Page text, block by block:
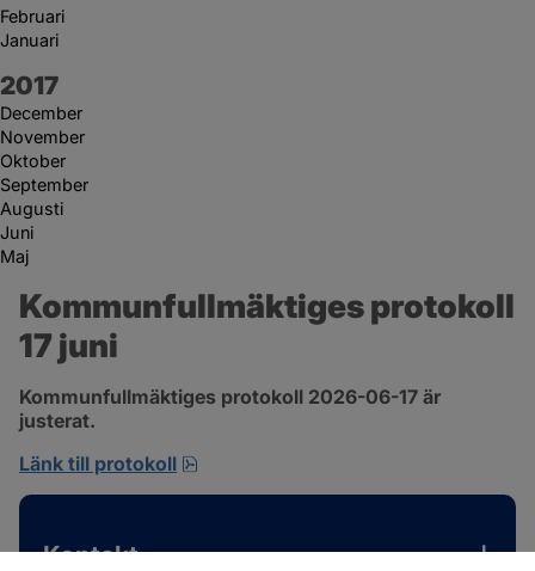
Februari
Januari
År:
2017
December
November
Oktober
September
Augusti
Juni
Maj
Kommunfullmäktiges protokoll
17 juni
Kommunfullmäktiges protokoll 2026-06-17 är
justerat.
Länk till protokoll
Kontakt